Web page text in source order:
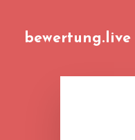
bewertung.live